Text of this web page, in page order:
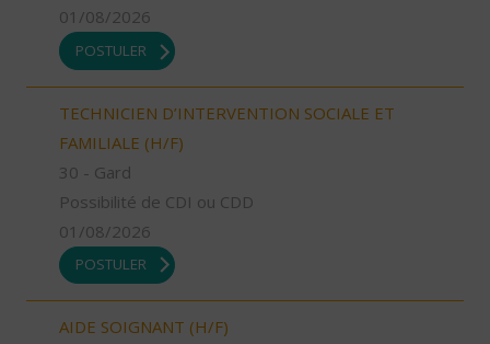
01/08/2026
POSTULER
TECHNICIEN D’INTERVENTION SOCIALE ET
FAMILIALE (H/F)
30 - Gard
Possibilité de CDI ou CDD
01/08/2026
POSTULER
AIDE SOIGNANT (H/F)